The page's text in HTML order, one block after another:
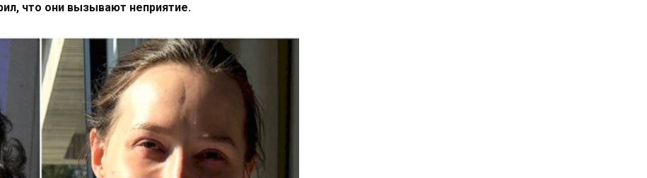
что они вызывают неприятие.